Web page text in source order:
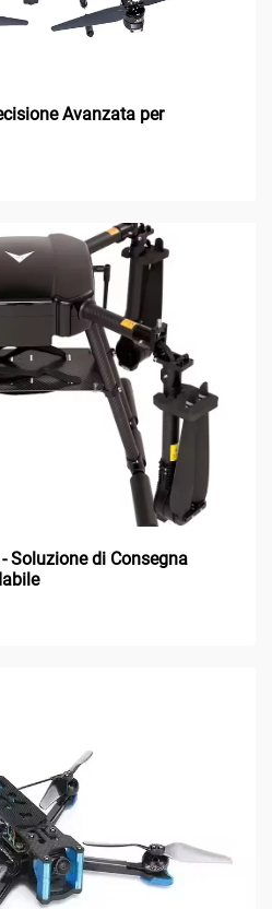
Avanzata per
Soluzione di Consegna